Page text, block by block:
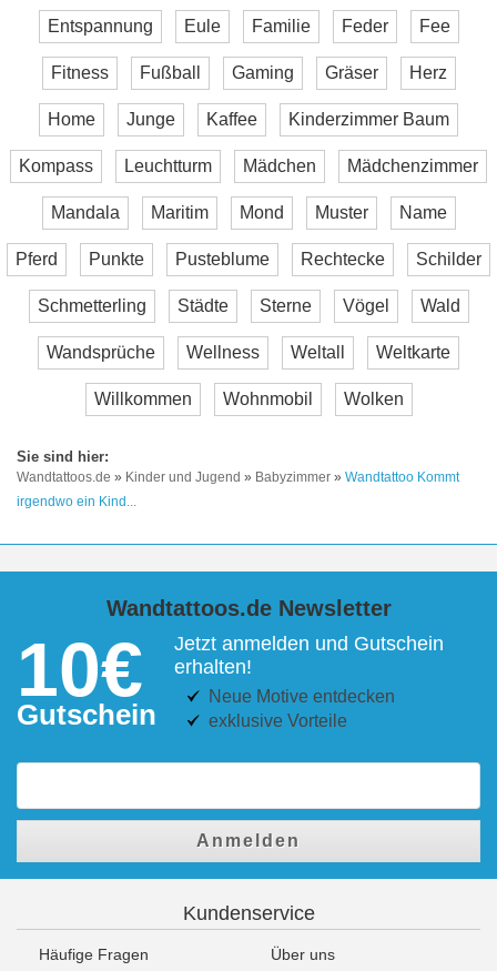
Entspannung Eule Familie Feder Fee
Fitness Fußball Gaming Gräser Herz
Home Junge Kaffee Kinderzimmer Baum
Kompass Leuchtturm Mädchen Mädchenzimmer
Mandala Maritim Mond Muster Name
Pferd Punkte Pusteblume Rechtecke Schilder
Schmetterling Städte Sterne Vögel Wald
Wandsprüche Wellness Weltall Weltkarte
Willkommen Wohnmobil Wolken
Wandtattoos.de » Kinder und Jugend » Babyzimmer » Wandtattoo Kommt
irgendwo ein Kind...
Wandtattoos.de Newsletter
10€
Gutschein
Jetzt anmelden und Gutschein
erhalten!
Neue Motive entdecken
exklusive Vorteile
Anmelden
Kundenservice
Häufige Fragen
Über uns